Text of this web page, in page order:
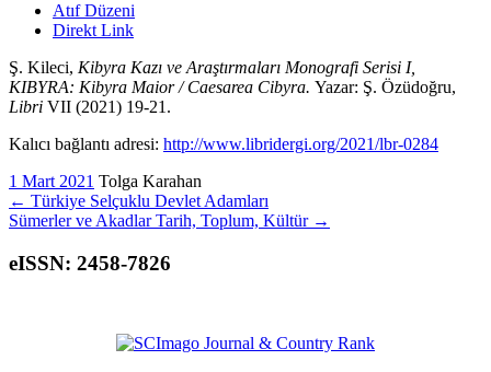
Atıf Düzeni
Direkt Link
Ş. Kileci, Kibyra Kazı ve Araştırmaları Monografi Serisi I,
KIBYRA: Kibyra Maior / Caesarea Cibyra. Yazar: Ş. Özüdoğru,
Libri VII (2021) 19-21.
Kalıcı bağlantı adresi: http://www.libridergi.org/2021/lbr-0284
1 Mart 2021 Tolga Karahan
← Türkiye Selçuklu Devlet Adamları
Sümerler ve Akadlar Tarih, Toplum, Kültür →
eISSN: 2458-7826